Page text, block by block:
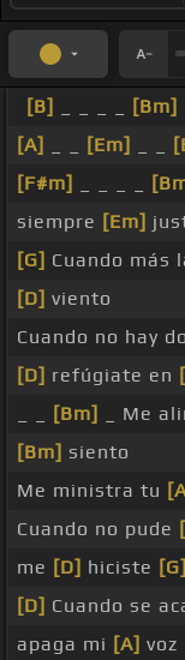
[B] [Bm]
[A]
[Em]
[F#m]
siempre [Em]
[G] Cuando más
[D] viento
Cuando no hay
[D] refúgiate en
[Bm] _ Me
[Bm] siento
Me ministra tu
Cuando no pude
me [D] hiciste [G]
[D] Cuando se
apaga mi [A] voz